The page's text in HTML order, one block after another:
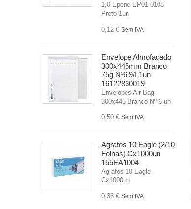
1,0 Epene EP01-0108
Preto-1un
0,12 € Sem IVA
Envelope Almofadado
300x445mm Branco
75g Nº6 9/I 1un
16122830019
Envelopes Air-Bag
300x445 Branco Nº 6 un
0,50 € Sem IVA
Agrafos 10 Eagle (2/10
Folhas) Cx1000un
155EA1004
Agrafos 10 Eagle
Cx1000un
0,36 € Sem IVA